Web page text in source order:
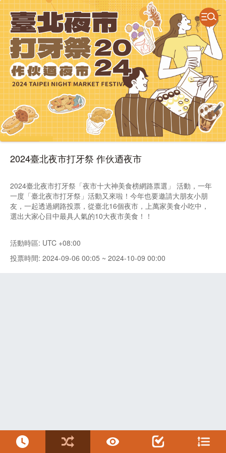
2024臺北夜市打牙祭 作伙迺夜市
2024臺北夜市打牙祭「夜市十大神美食榜網路票選」 活動，一年
一度「臺北夜市打牙祭」活動又來啦！今年也要邀請大朋友小朋
友，一起透過網路投票，從臺北16個夜市，上萬家美食小吃中，
選出大家心目中最具人氣的10大夜市美食！！
活動時區: UTC +08:00
投票時間: 2024-09-06 00:05 ~ 2024-10-09 00:00